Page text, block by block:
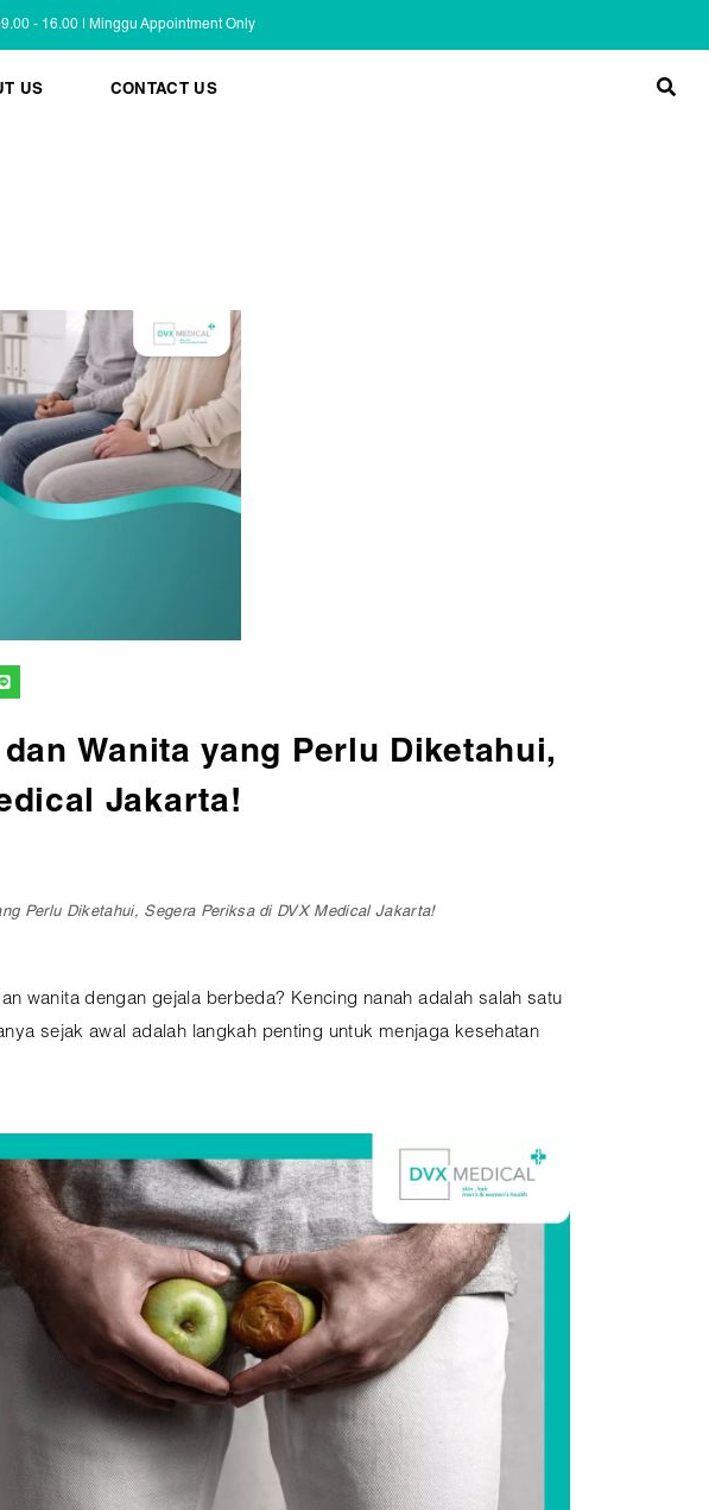
- 16.00 | Minggu Appointment Only
US CONTACT US
Wanita yang Perlu Diketahui,
Jakarta!
Perlu Diketahui, Segera Periksa di DVX Medical Jakarta!
wanita dengan gejala berbeda? Kencing nanah adalah salah satu
sejak awal adalah langkah penting untuk menjaga kesehatan